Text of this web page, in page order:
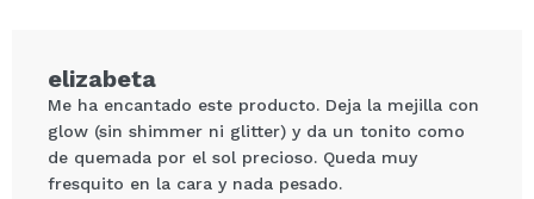
Fórmula iluminadora, ¡brillo sin purpurina!
Color modulable
Infusión hidratante de escualeno, ácido hialurónico
y aceite de semilla de uva.
elizabeta
Me ha encantado este producto. Deja la mejilla con
glow (sin shimmer ni glitter) y da un tonito como
de quemada por el sol precioso. Queda muy
fresquito en la cara y nada pesado.